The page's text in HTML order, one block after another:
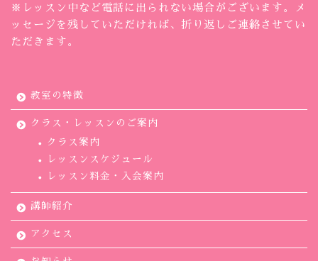
※レッスン中など電話に出られない場合がございます。メ
ッセージを残していただければ、折り返しご連絡させてい
ただきます。
教室の特徴
クラス・レッスンのご案内
クラス案内
レッスンスケジュール
レッスン料金・入会案内
講師紹介
アクセス